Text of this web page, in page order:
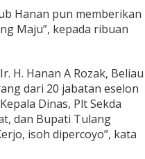
Hanan pun memberikan
Maju”, kepada ribuan
H. Hanan A Rozak, Beliau
dari 20 jabatan eselon
Dinas, Plt Sekda
dan Bupati Tulang
isoh dipercoyo”, kata